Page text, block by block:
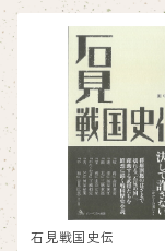
石見戦国史伝